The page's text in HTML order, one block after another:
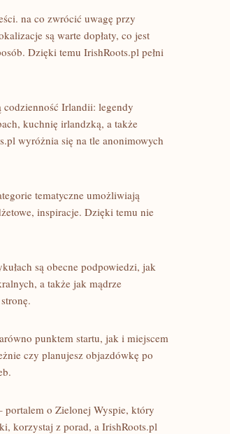
na co zwrócić uwagę przy
są warte dopłaty, co jest
Dzięki temu IrishRoots.pl pełni
Irlandii: legendy
kuchnię irlandzką, a także
wyróżnia się na tle anonimowych
tematyczne umożliwiają
inspiracje. Dzięki temu nie
są obecne podpowiedzi, jak
a także jak mądrze
punktem startu, jak i miejscem
czy planujesz objazdówkę po
o Zielonej Wyspie, który
korzystaj z porad, a IrishRoots.pl